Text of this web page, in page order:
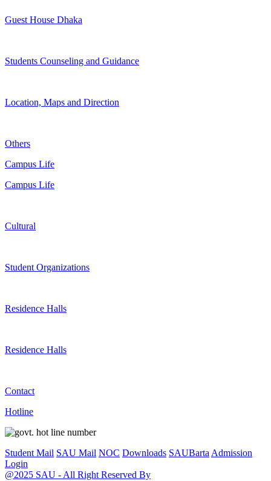
Guest House Dhaka
Students Counseling and Guidance
Location, Maps and Direction
Others
Campus Life
Campus Life
Cultural
Student Organizations
Residence Halls
Residence Halls
Contact
Hotline
Student Mail SAU Mail NOC Downloads SAUBarta Admission
Login
@2025 SAU - All Right Reserved By